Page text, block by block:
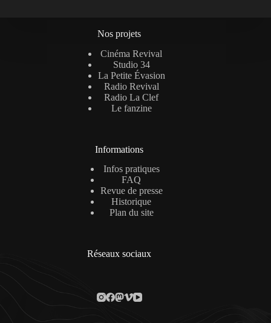
Nos projets
Cinéma Revival
Studio 34
La Petite Évasion
Radio Revival
Radio La Clef
Le fanzine
Informations
Infos pratiques
FAQ
Revue de presse
Historique
Plan du site
Réseaux sociaux